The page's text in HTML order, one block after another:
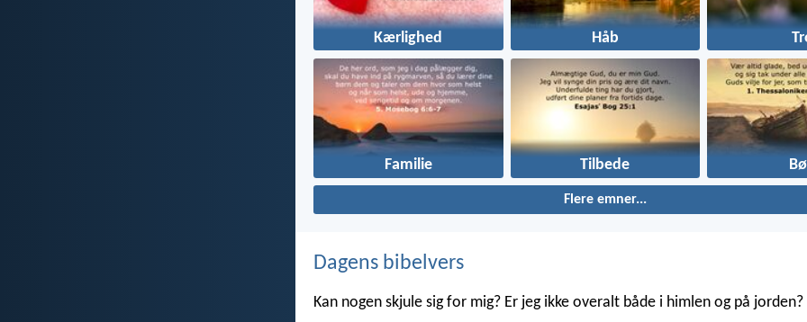
Kærlighed Håb
Familie Tilbede
Flere emner...
Dagens bibelvers
Kan nogen skjule sig for mig? Er jeg ikke overalt både i himlen og på jorden?